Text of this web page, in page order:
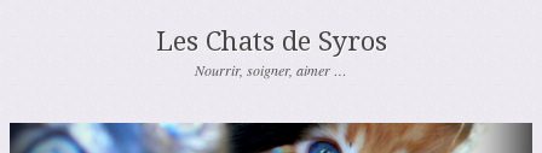
Les Chats de Syros
Nourrir, soigner, aimer …